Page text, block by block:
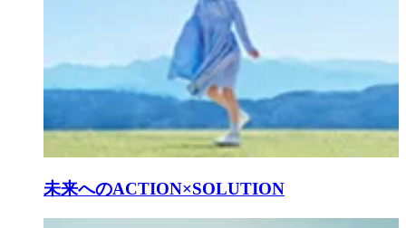
未来へのACTION×SOLUTION